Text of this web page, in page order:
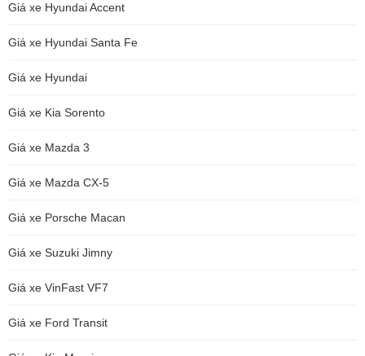
Giá xe Hyundai Accent
Giá xe Hyundai Santa Fe
Giá xe Hyundai
Giá xe Kia Sorento
Giá xe Mazda 3
Giá xe Mazda CX-5
Giá xe Porsche Macan
Giá xe Suzuki Jimny
Giá xe VinFast VF7
Giá xe Ford Transit